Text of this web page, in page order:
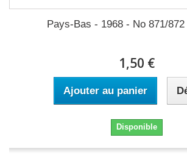
Pays-Bas - 1968 - No 871/
1,50 €
Ajouter au panier
Disponible